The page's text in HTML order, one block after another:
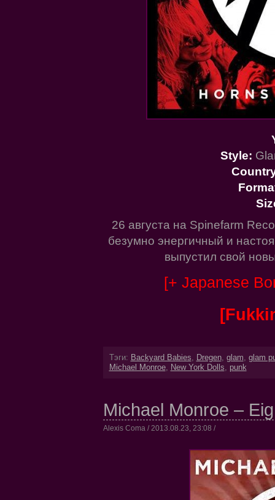
Style:
26 августа на Spinefarm
безумно энергичный и
выпустил свой
[+ Japanese
Тэги: Backyard Babies, Dregen, glam, glam
Michael Monroe, New York Dolls, punk
Michael Monroe –
Alexis Coma / 2013.08.23, 23:08 /